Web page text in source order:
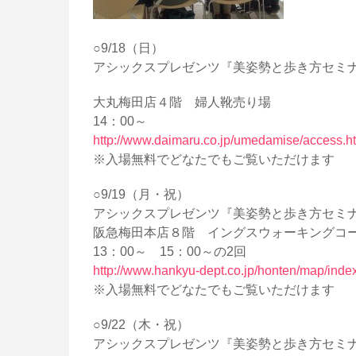
○9/18（日）
アシックスプレゼンツ『美姿勢と歩き方セミ
大丸梅田店４階 婦人靴売り場
14：00～
http://www.daimaru.co.jp/umedamise/
※入場無料でどなたでもご覧いただけます
○9/19（月・祝）
アシックスプレゼンツ『美姿勢と歩き方セミ
阪急梅田本店８階 イングスウォーキングコ
13：00～ 15：00～の2回
http://www.hankyu-dept.co.jp/honten/map/
※入場無料でどなたでもご覧いただけます
○9/22（木・祝）
アシックスプレゼンツ『美姿勢と歩き方セミ